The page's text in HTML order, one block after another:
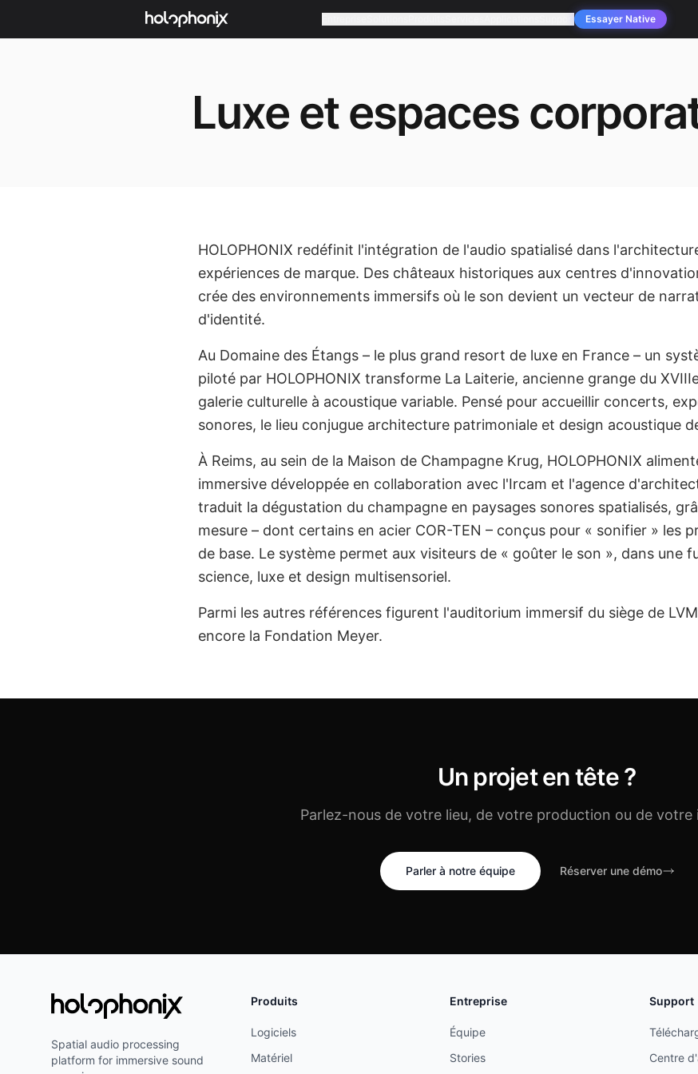
Essayer Native
Luxe et espaces
HOLOPHONIX redéfinit l'intégration de l'audio spatialisé dans
expériences de marque. Des châteaux historiques aux centres
crée des environnements immersifs où le son devient un vecteur de
d'identité.
Au Domaine des Étangs – le plus grand resort de luxe en France – un
piloté par HOLOPHONIX transforme La Laiterie, ancienne grange du
galerie culturelle à acoustique variable. Pensé pour accueillir concerts,
sonores, le lieu conjugue architecture patrimoniale et design acoustique
À Reims, au sein de la Maison de Champagne Krug, HOLOPHONIX
immersive développée en collaboration avec l'Ircam et l'agence
traduit la dégustation du champagne en paysages sonores spatialisés,
mesure – dont certains en acier COR-TEN – conçus pour « sonifier » les
de base. Le système permet aux visiteurs de « goûter le son », dans une
science, luxe et design multisensoriel.
Parmi les autres références figurent l'auditorium immersif du siège de
encore la Fondation Meyer.
Un projet en tête ?
Parlez-nous de votre lieu, de votre production ou de votre
Parler à notre équipe Réserver une démo
Spatial audio processing
platform for immersive sound
Produits
Logiciels
Matériel
Entreprise
Équipe
Stories
Support
Centre